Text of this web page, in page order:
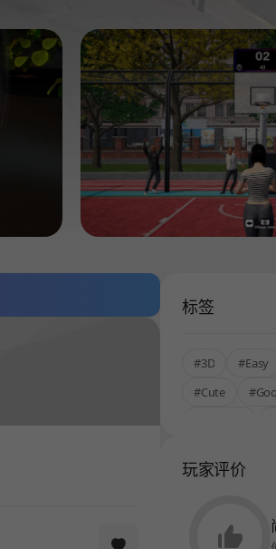
标签
#3D #Easy
#Cute
玩家评价